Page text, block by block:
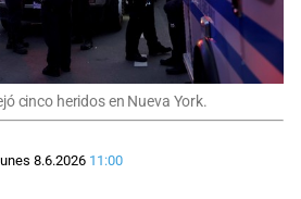
cinco heridos en Nueva York.
8.6.2026 11:00